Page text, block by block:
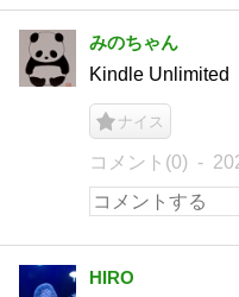
みのちゃん
Kindle Unlimited
ナイス
コメント(0)
HIRO